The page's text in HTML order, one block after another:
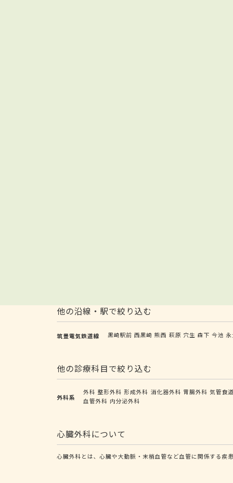
他の沿線・駅で絞り込む
筑豊電気鉄道線 黒崎駅前 西黒崎 熊西 萩原 穴生 森下 今池
他の診療科目で絞り込む
外科系
外科 整形外科 形成外科 消化器外科 胃腸外科 気管食
血管外科 内分泌外科
心臓外科について
心臓外科とは、心臓や大動脈・末梢血管など血管に関係する疾